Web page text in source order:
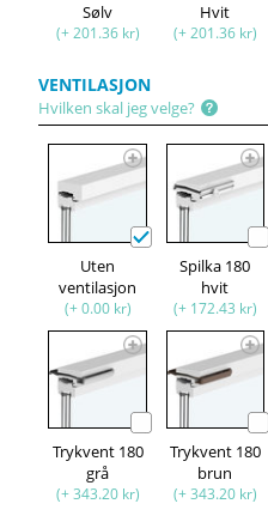
Sølv
(+ 201.36 kr)
Hvit
(+ 201.36 kr)
VENTILASJON
Hvilken skal jeg velge?
Uten
ventilasjon
(+ 0.00 kr)
Spilka 180
hvit
(+ 172.43 kr)
Trykvent 180
grå
(+ 343.20 kr)
Trykvent 180
brun
(+ 343.20 kr)